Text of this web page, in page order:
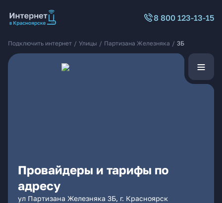
8 800 123-13-15
Подключить интернет / Улицы / Партизана Железняка / 3Б
Провайдеры и тарифы по
адресу
ул Партизана Железняка 3Б, г. Красноярск